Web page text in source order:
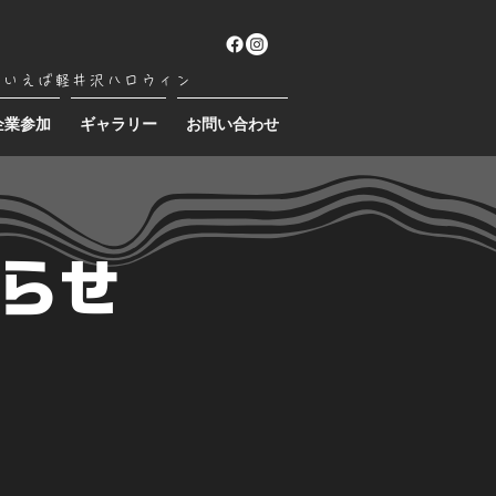
えば軽井沢ハロウィン
業参加 ギャラリー お問い合わせ
せ